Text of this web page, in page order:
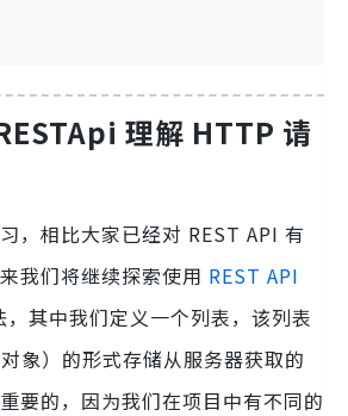
理解 HTTP 请
，相比大家已经对 REST API 有
我们将继续探索使用 REST API
其中我们定义一个列表，该列表
象）的形式存储从服务器获取的
要的，因为我们在项目中有不同的